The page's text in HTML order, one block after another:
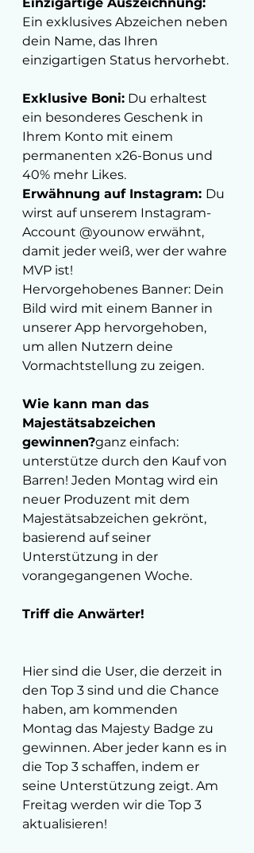
Ein exklusives Abzeichen neben
dein Name, das Ihren
einzigartigen Status hervorhebt.
Exklusive Boni: Du erhaltest
ein besonderes Geschenk in
Ihrem Konto mit einem
permanenten x26-Bonus und
40% mehr Likes.
Erwähnung auf Instagram: Du
wirst auf unserem Instagram-
Account @younow erwähnt,
damit jeder weiß, wer der wahre
MVP ist!
Hervorgehobenes Banner: Dein
Bild wird mit einem Banner in
unserer App hervorgehoben,
um allen Nutzern deine
Vormachtstellung zu zeigen.
Wie kann man das
Majestätsabzeichen
gewinnen?ganz einfach:
unterstütze durch den Kauf von
Barren! Jeden Montag wird ein
neuer Produzent mit dem
Majestätsabzeichen gekrönt,
basierend auf seiner
Unterstützung in der
vorangegangenen Woche.
Triff die Anwärter!
Hier sind die User, die derzeit in
den Top 3 sind und die Chance
haben, am kommenden
Montag das Majesty Badge zu
gewinnen. Aber jeder kann es in
die Top 3 schaffen, indem er
seine Unterstützung zeigt. Am
Freitag werden wir die Top 3
aktualisieren!